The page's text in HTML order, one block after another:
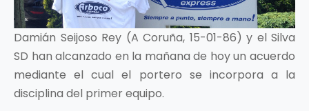
Damián Seijoso Rey (A Coruña, 15-01-86) y el Silva
SD han alcanzado en la mañana de hoy un acuerdo
mediante el cual el portero se incorpora a la
disciplina del primer equipo.